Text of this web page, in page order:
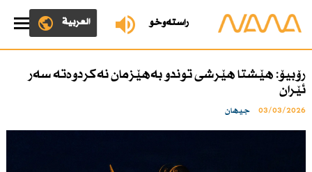
ڕاستەوخۆ العربية
رۆبیۆ: هێشتا هێرشی توندو بەهێزمان نەكردوەتە سەر
ئێران
03/03/2026 جیهان